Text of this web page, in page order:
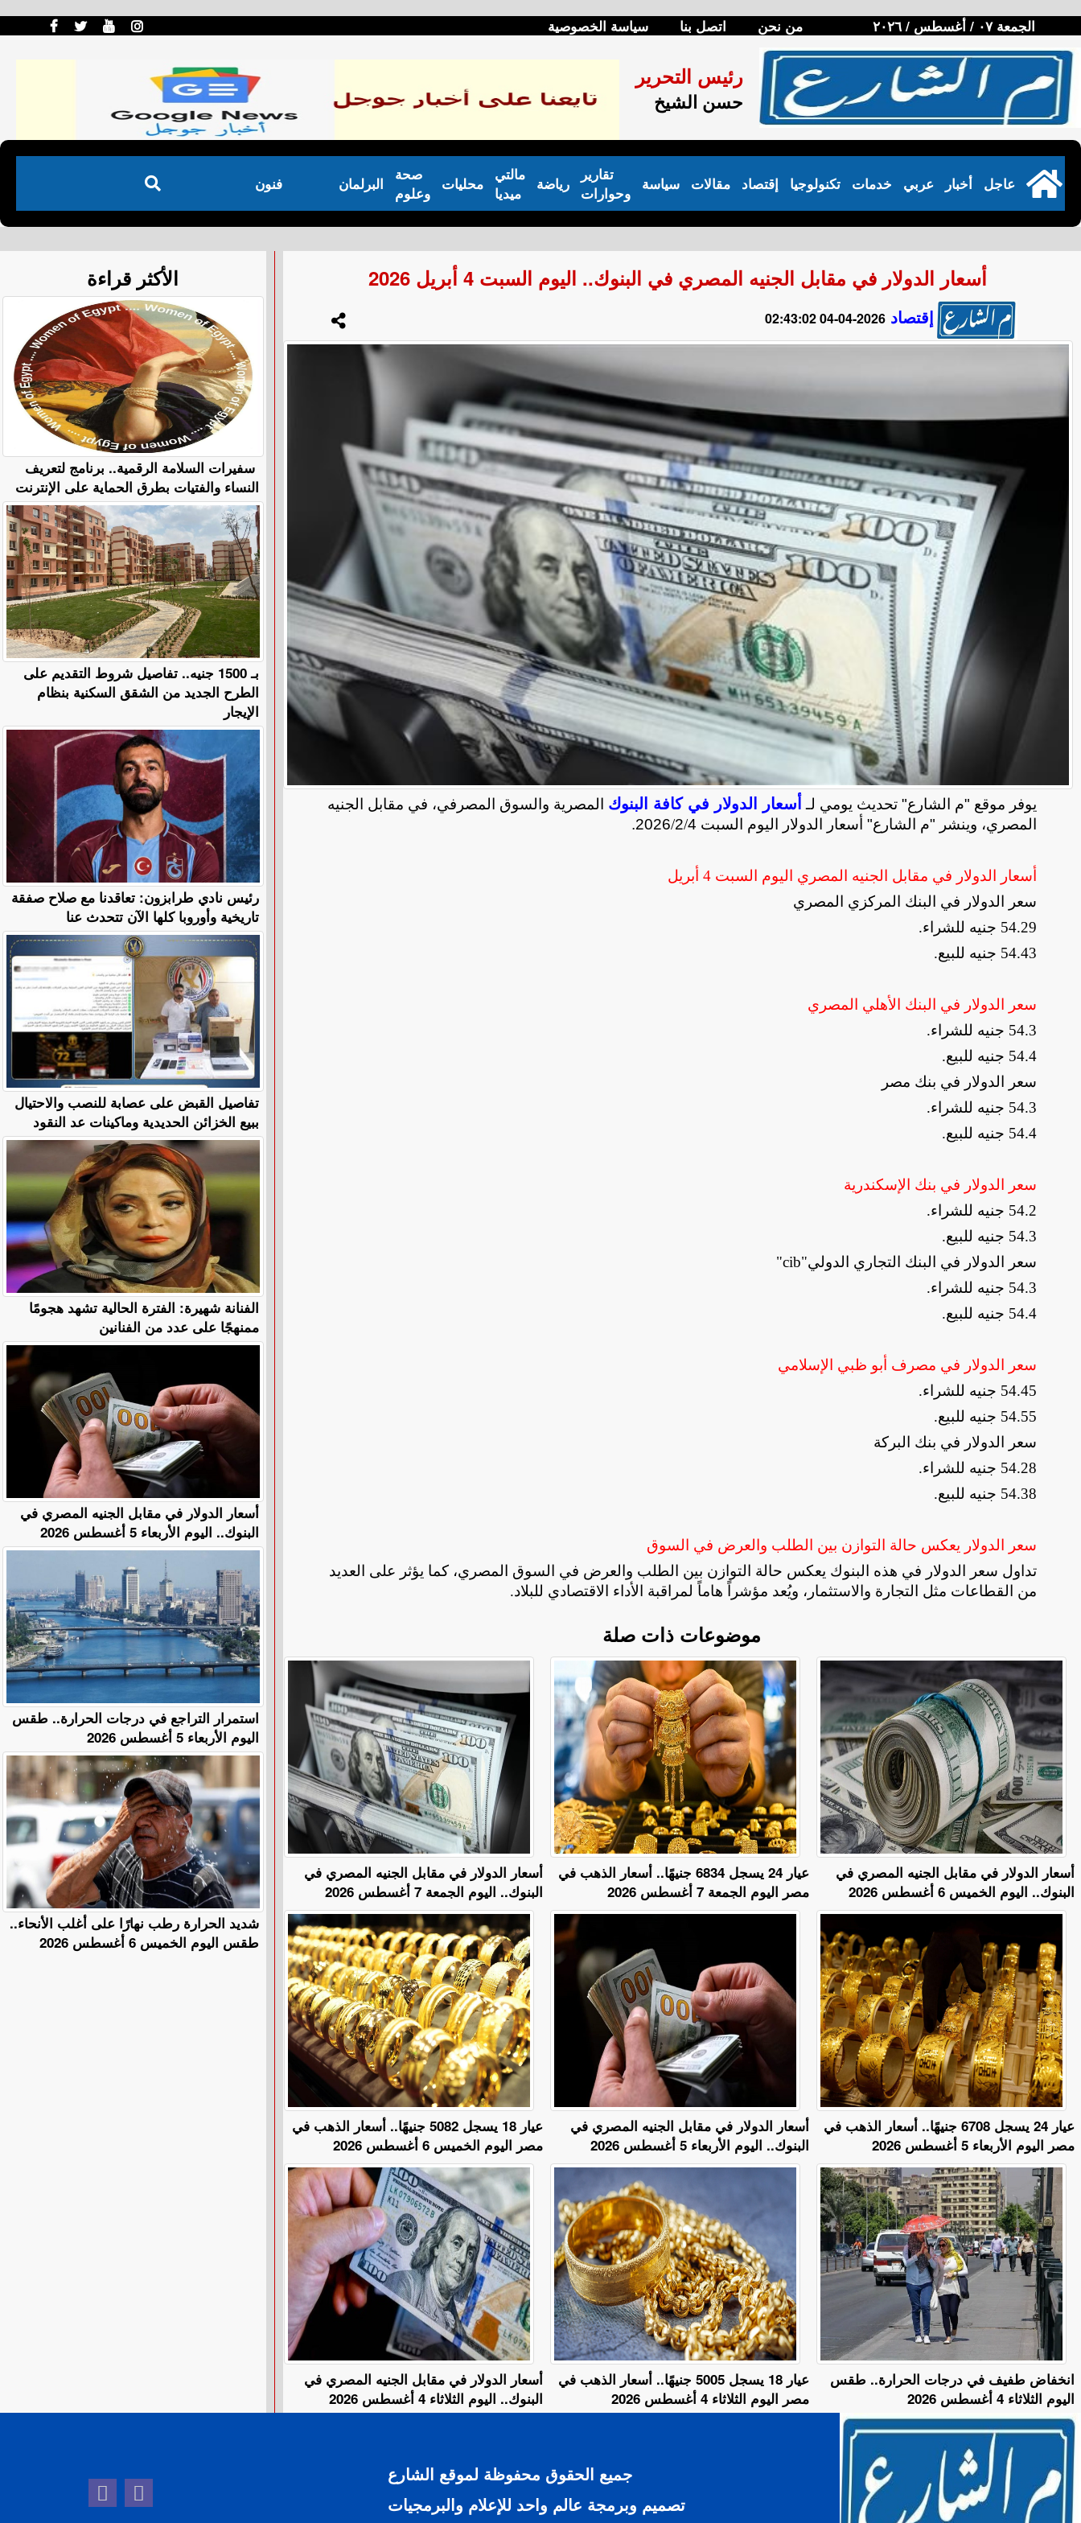
الجمعة ٠٧ / أغسطس / ٢٠٢٦ من نحن اتصل بنا سياسة الخصوصية
رئيس التحرير
حسن الشيخ
فنون البرلمان
صحة
وعلوم
محليات
مالتي
ميديا
رياضة
تقارير
وحوارات
سياسة مقالات إقتصاد تكنولوجيا خدمات عربي أخبار عاجل
أسعار الدولار في مقابل الجنيه المصري في البنوك.. اليوم السبت 4 أبريل 2026
إقتصاد 2026-04-04 02:43:02
يوفر موقع "م الشارع" تحديث يومي لـ أسعار الدولار في كافة البنوك المصرية والسوق المصرفي، في مقابل الجنيه
المصري، وينشر "م الشارع" أسعار الدولار اليوم السبت 4
/
2
/
2026.
أسعار الدولار في مقابل الجنيه المصري اليوم السبت 4 أبريل
سعر الدولار في البنك المركزي المصري
54.29 جنيه للشراء.
54.43 جنيه للبيع.
سعر الدولار في البنك الأهلي المصري
54.3 جنيه للشراء.
54.4 جنيه للبيع.
سعر الدولار في بنك مصر
54.3 جنيه للشراء.
54.4 جنيه للبيع.
سعر الدولار في بنك الإسكندرية
54.2 جنيه للشراء.
54.3 جنيه للبيع.
سعر الدولار في البنك التجاري الدولي"cib"
54.3 جنيه للشراء.
54.4 جنيه للبيع.
سعر الدولار في مصرف أبو ظبي الإسلامي
54.45 جنيه للشراء.
54.55 جنيه للبيع.
سعر الدولار في بنك البركة
54.28 جنيه للشراء.
54.38 جنيه للبيع.
سعر الدولار يعكس حالة التوازن بين الطلب والعرض في السوق
تداول سعر الدولار في هذه البنوك يعكس حالة التوازن بين الطلب والعرض في السوق المصري، كما يؤثر على العديد
من القطاعات مثل التجارة والاستثمار، ويُعد مؤشراً هاماً لمراقبة الأداء الاقتصادي للبلاد.
موضوعات ذات صلة
أسعار الدولار في مقابل الجنيه المصري في
البنوك.. اليوم الجمعة 7 أغسطس 2026
عيار 24 يسجل 6834 جنيهًا.. أسعار الذهب في
مصر اليوم الجمعة 7 أغسطس 2026
أسعار الدولار في مقابل الجنيه المصري في
البنوك.. اليوم الخميس 6 أغسطس 2026
عيار 18 يسجل 5082 جنيهًا.. أسعار الذهب في
مصر اليوم الخميس 6 أغسطس 2026
أسعار الدولار في مقابل الجنيه المصري في
البنوك.. اليوم الأربعاء 5 أغسطس 2026
عيار 24 يسجل 6708 جنيهًا.. أسعار الذهب في
مصر اليوم الأربعاء 5 أغسطس 2026
أسعار الدولار في مقابل الجنيه المصري في
البنوك.. اليوم الثلاثاء 4 أغسطس 2026
عيار 18 يسجل 5005 جنيهًا.. أسعار الذهب في
مصر اليوم الثلاثاء 4 أغسطس 2026
​انخفاض طفيف في درجات الحرارة.. طقس
اليوم الثلاثاء 4 أغسطس 2026
الأكثر قراءة
سفيرات السلامة الرقمية.. برنامج لتعريف
النساء والفتيات بطرق الحماية على الإنترنت
بـ 1500 جنيه.. تفاصيل شروط التقديم على
الطرح الجديد من الشقق السكنية بنظام
الإيجار
رئيس نادي طرابزون: تعاقدنا مع صلاح صفقة
تاريخية وأوروبا كلها الآن تتحدث عنا
تفاصيل القبض على عصابة للنصب والاحتيال
ببيع الخزائن الحديدية وماكينات عد النقود
الفنانة شهيرة: الفترة الحالية تشهد هجومًا
ممنهجًا على عدد من الفنانين
أسعار الدولار في مقابل الجنيه المصري في
البنوك.. اليوم الأربعاء 5 أغسطس 2026
استمرار التراجع في درجات الحرارة.. طقس
اليوم الأربعاء 5 أغسطس 2026
​شديد الحرارة رطب نهارًا على أغلب الأنحاء..
طقس اليوم الخميس 6 أغسطس 2026
جميع الحقوق محفوظة لموقع الشارع
تصميم وبرمجة عالم واحد للإعلام والبرمجيات